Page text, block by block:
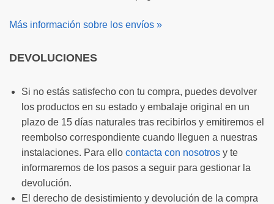
Más información sobre los envíos »
DEVOLUCIONES
Si no estás satisfecho con tu compra, puedes devolver
los productos en su estado y embalaje original en un
plazo de 15 días naturales tras recibirlos y emitiremos el
reembolso correspondiente cuando lleguen a nuestras
instalaciones. Para ello contacta con nosotros y te
informaremos de los pasos a seguir para gestionar la
devolución.
El derecho de desistimiento y devolución de la compra